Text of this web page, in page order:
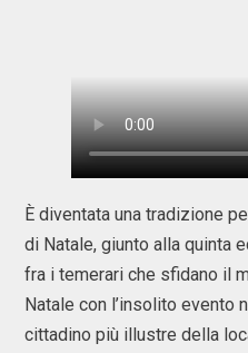
È diventata una tradizione
di Natale, giunto alla quinta
fra i temerari che sfidano il
Natale con l’insolito evento
cittadino più illustre della